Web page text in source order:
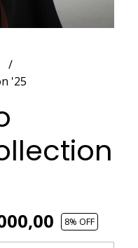
'25
8% OFF